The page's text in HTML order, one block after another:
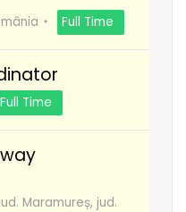
Full Time
Full Time
Maramureș, jud.